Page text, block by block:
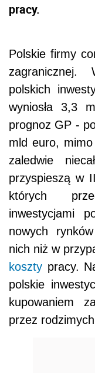
pracy.
Polskie firmy
zagranicznej.
polskich
wyniosła 3,3
prognoz GP -
mld euro,
zaledwie
przyspieszą w
których
inwestycjami
nowych
nich niż w
koszty pracy.
polskie
kupowaniem
przez